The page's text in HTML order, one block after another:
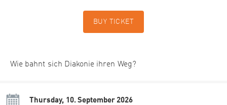
BUY TICKET
Wie bahnt sich Diakonie ihren Weg?
Thursday, 10. September 2026